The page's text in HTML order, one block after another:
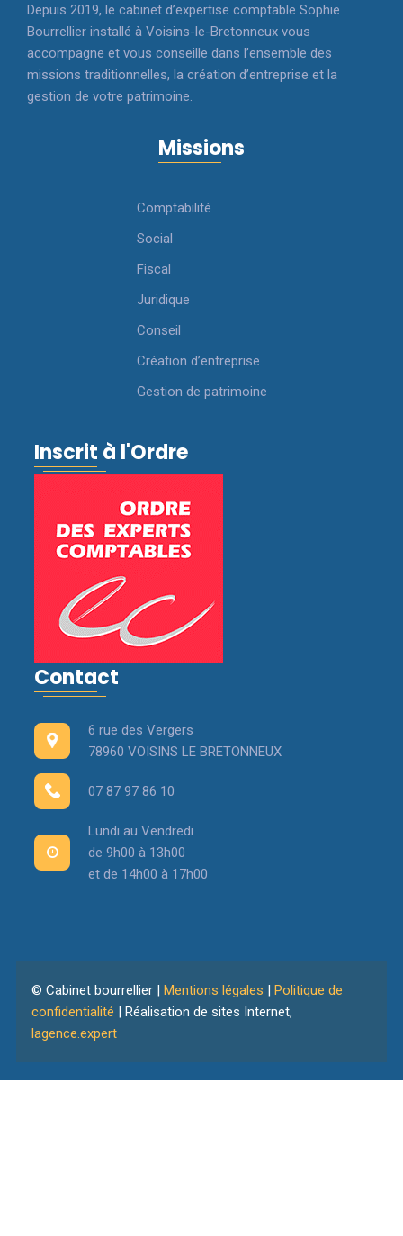
Depuis 2019, le cabinet d’expertise comptable Sophie
Bourrellier installé à Voisins-le-Bretonneux vous
accompagne et vous conseille dans l’ensemble des
missions traditionnelles, la création d’entreprise et la
gestion de votre patrimoine.
Missions
Comptabilité
Social
Fiscal
Juridique
Conseil
Création d’entreprise
Gestion de patrimoine
Inscrit à l'Ordre
Contact
6 rue des Vergers
78960 VOISINS LE BRETONNEUX
07 87 97 86 10
Lundi au Vendredi
de 9h00 à 13h00
et de 14h00 à 17h00
© Cabinet bourrellier | Mentions légales | Politique de
confidentialité | Réalisation de sites Internet,
lagence.expert